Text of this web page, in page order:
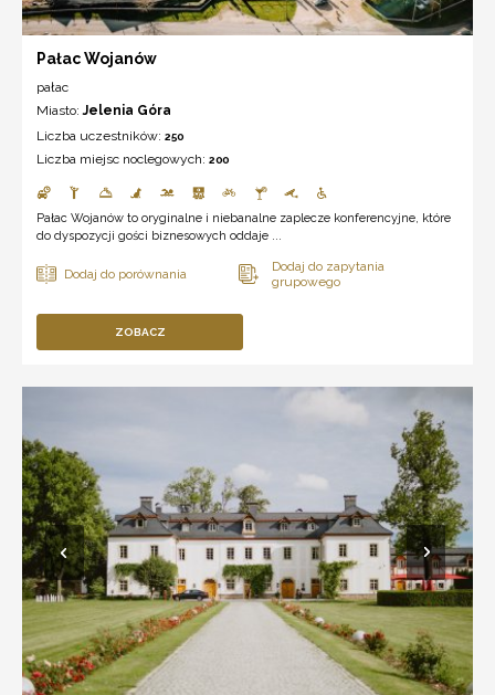
Pałac Wojanów
pałac
Miasto:Jelenia Góra
Liczba uczestników: 250
Liczba miejsc noclegowych: 200
Pałac Wojanów to oryginalne i niebanalne zaplecze konferencyjne, które
do dyspozycji gości biznesowych oddaje ...
ZOBACZ